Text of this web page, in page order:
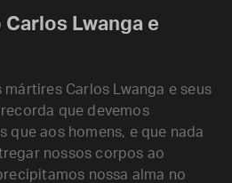
Carlos Lwanga e
Carlos Lwanga e seus
que devemos
que aos homens, e que nada
nossos corpos ao
nossa alma no